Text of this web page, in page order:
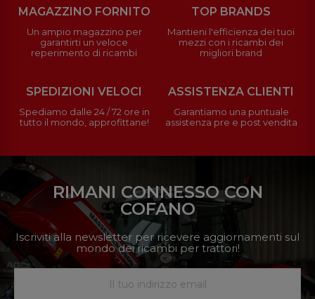
MAGAZZINO FORNITO
Un ampio magazzino per
garantirti un veloce
reperimento di ricambi
TOP BRANDS
Mantieni l'efficienza dei tuoi
mezzi con i ricambi dei
migliori brand
SPEDIZIONI VELOCI
Spediamo dalle 24 / 72 ore in
tutto il mondo, approfittane!
ASSISTENZA CLIENTI
Garantiamo una puntuale
assistenza pre e post vendita
RIMANI CONNESSO CON
COFANO
Iscriviti alla newsletter per ricevere aggiornamenti sul
mondo dei ricambi per trattori!